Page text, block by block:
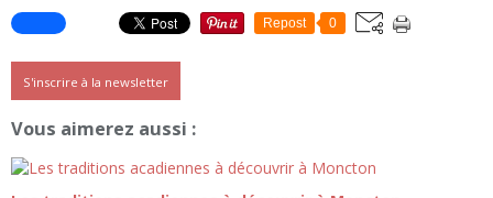
Repost 0
S'inscrire à la newsletter
Vous aimerez aussi :